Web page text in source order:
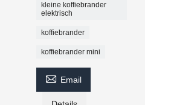
kleine koffiebrander
elektrisch
koffiebrander
koffiebrander mini
 Email